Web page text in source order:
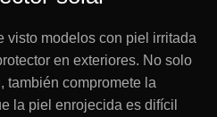
visto modelos con piel irritada
en exteriores. No solo
también compromete la
la piel enrojecida es difícil